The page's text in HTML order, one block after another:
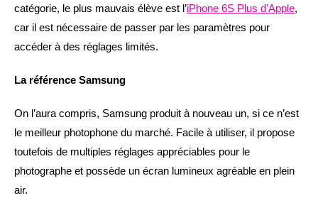
catégorie, le plus mauvais élève est l’iPhone 6S Plus d’Apple,
car il est nécessaire de passer par les paramètres pour
accéder à des réglages limités.
La référence Samsung
On l’aura compris, Samsung produit à nouveau un, si ce n’est
le meilleur photophone du marché. Facile à utiliser, il propose
toutefois de multiples réglages appréciables pour le
photographe et possède un écran lumineux agréable en plein
air.